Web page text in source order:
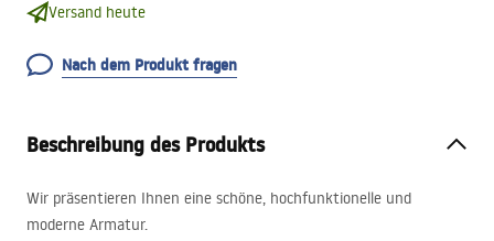
Versand heute
Nach dem Produkt fragen
Beschreibung des Produkts
Wir präsentieren Ihnen eine schöne, hochfunktionelle und
moderne Armatur.